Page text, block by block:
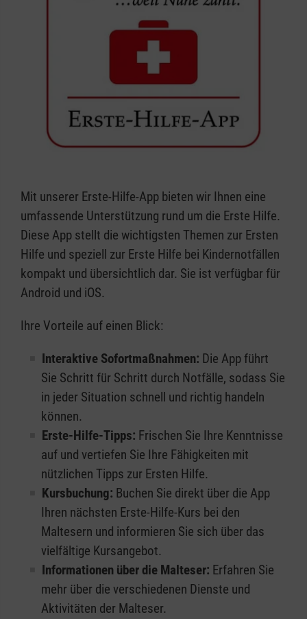
Mit unserer Erste-Hilfe-App bieten wir Ihnen eine
umfassende Unterstützung rund um die Erste Hilfe.
Diese App stellt die wichtigsten Themen zur Ersten
Hilfe und speziell zur Erste Hilfe bei Kindernotfällen
kompakt und übersichtlich dar. Sie ist verfügbar für
Android und iOS.
Ihre Vorteile auf einen Blick:
Interaktive Sofortmaßnahmen: Die App führt
Sie Schritt für Schritt durch Notfälle, sodass Sie
in jeder Situation schnell und richtig handeln
können.
Erste-Hilfe-Tipps: Frischen Sie Ihre Kenntnisse
auf und vertiefen Sie Ihre Fähigkeiten mit
nützlichen Tipps zur Ersten Hilfe.
Kursbuchung: Buchen Sie direkt über die App
Ihren nächsten Erste-Hilfe-Kurs bei den
Maltesern und informieren Sie sich über das
vielfältige Kursangebot.
Informationen über die Malteser: Erfahren Sie
mehr über die verschiedenen Dienste und
Aktivitäten der Malteser.